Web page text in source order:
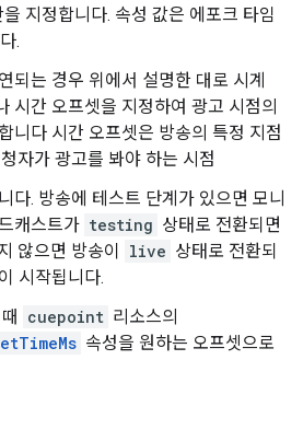
지정합니다. 속성 값은 에포크 타임
.
되는 경우 위에서 설명한 대로 시계
시간 오프셋을 지정하여 광고 시점의
니다 시간 오프셋은 방송의 특정 지점
자가 광고를 봐야 하는 시점
다. 방송에 테스트 단계가 있으면 모니
캐스트가 testing 상태로 전환되면
않으면 방송이
live 상태로 전환되
시작됩니다.
cuepoint 리소스의
속성을 원하는 오프셋으로